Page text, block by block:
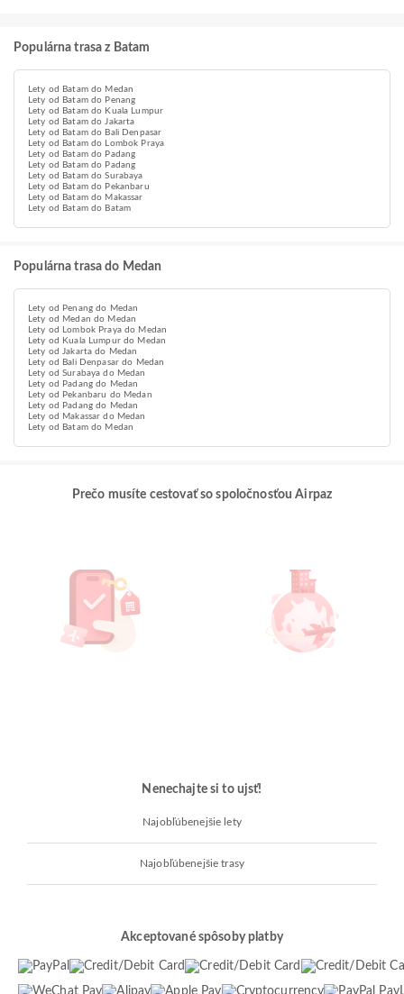
Populárna trasa z Batam
Lety od Batam do Medan
Lety od Batam do Penang
Lety od Batam do Kuala Lumpur
Lety od Batam do Jakarta
Lety od Batam do Bali Denpasar
Lety od Batam do Lombok Praya
Lety od Batam do Padang
Lety od Batam do Padang
Lety od Batam do Surabaya
Lety od Batam do Pekanbaru
Lety od Batam do Makassar
Lety od Batam do Batam
Populárna trasa do Medan
Lety od Penang do Medan
Lety od Medan do Medan
Lety od Lombok Praya do Medan
Lety od Kuala Lumpur do Medan
Lety od Jakarta do Medan
Lety od Bali Denpasar do Medan
Lety od Surabaya do Medan
Lety od Padang do Medan
Lety od Pekanbaru do Medan
Lety od Padang do Medan
Lety od Makassar do Medan
Lety od Batam do Medan
Prečo musíte cestovať so spoločnosťou Airpaz
Nenechajte si to ujsť!
Najobľúbenejšie lety
Najobľúbenejšie trasy
Akceptované spôsoby platby